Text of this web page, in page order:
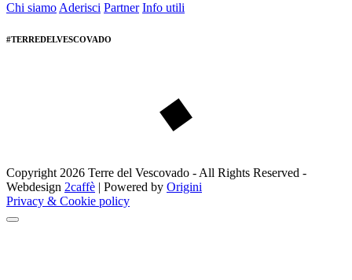
Chi siamo Aderisci Partner Info utili
#TERREDELVESCOVADO
Copyright 2026 Terre del Vescovado - All Rights Reserved -
Webdesign 2caffè | Powered by Origini
Privacy & Cookie policy